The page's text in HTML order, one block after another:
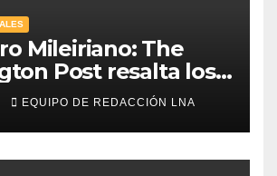
Mileiriano: The
Post resalta los
de la economía de
califica como «El
de Argentina
EQUIPO DE REDACCIÓN LNA